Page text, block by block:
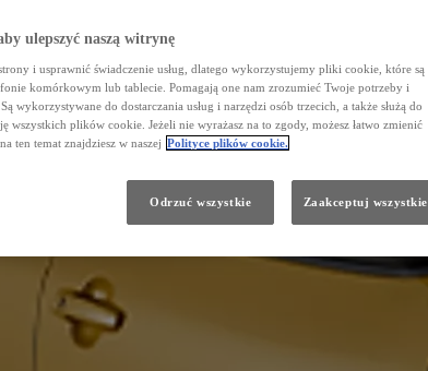
ulepszyć naszą witrynę
i usprawnić świadczenie usług, dlatego wykorzystujemy pliki cookie, które są
komórkowym lub tablecie. Pomagają one nam zrozumieć Twoje potrzeby i
wykorzystywane do dostarczania usług i narzędzi osób trzecich, a także służą do
wszystkich plików cookie. Jeżeli nie wyrażasz na to zgody, możesz łatwo zmienić
ten temat znajdziesz w naszej Polityce plików cookie.
Odrzuć wszystkie Zaakceptuj wszystkie